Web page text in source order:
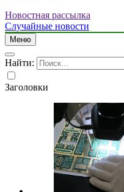
Новостная рассылка
Случайные новости
Меню
Найти:
Заголовки